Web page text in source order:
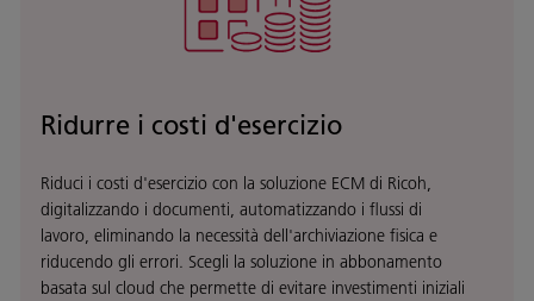
Ridurre i costi d'esercizio
Riduci i costi d'esercizio con la soluzione ECM di Ricoh,
digitalizzando i documenti, automatizzando i flussi di
lavoro, eliminando la necessità dell'archiviazione fisica e
riducendo gli errori. Scegli la soluzione in abbonamento
basata sul cloud che permette di evitare investimenti iniziali